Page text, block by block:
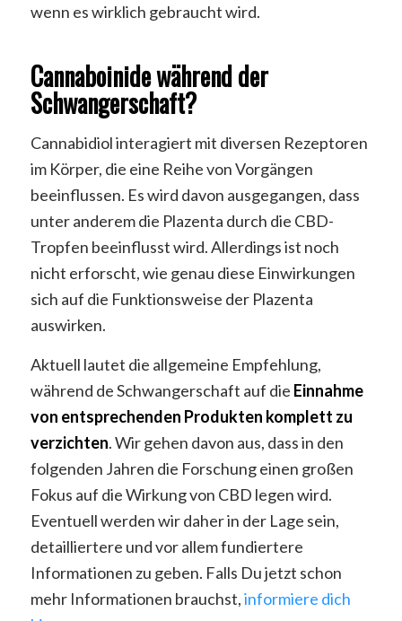
wenn es wirklich gebraucht wird.
Cannaboinide während der
Schwangerschaft?
Cannabidiol interagiert mit diversen Rezeptoren
im Körper, die eine Reihe von Vorgängen
beeinflussen. Es wird davon ausgegangen, dass
unter anderem die Plazenta durch die CBD-
Tropfen beeinflusst wird. Allerdings ist noch
nicht erforscht, wie genau diese Einwirkungen
sich auf die Funktionsweise der Plazenta
auswirken.
Aktuell lautet die allgemeine Empfehlung,
während de Schwangerschaft auf die Einnahme
von entsprechenden Produkten komplett zu
verzichten. Wir gehen davon aus, dass in den
folgenden Jahren die Forschung einen großen
Fokus auf die Wirkung von CBD legen wird.
Eventuell werden wir daher in der Lage sein,
detailliertere und vor allem fundiertere
Informationen zu geben. Falls Du jetzt schon
mehr Informationen brauchst,informiere dich